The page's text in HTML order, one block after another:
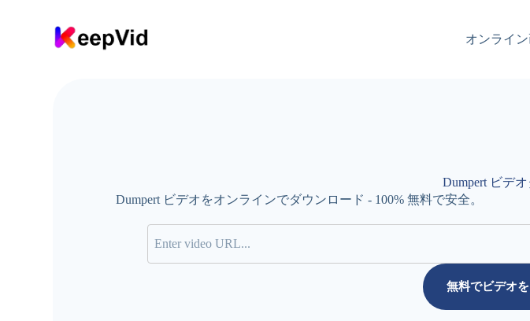
オンライ
Dumpert ビデ
Dumpert ビデオをオンラインでダウンロード - 100% 無料で安全。
無料でビデオ